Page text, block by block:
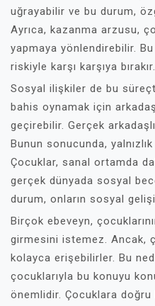
uğrayabilir ve bu durum,
Ayrıca, kazanma arzusu,
yapmaya yönlendirebilir. Bu
riskiyle karşı karşıya bırakır.
Sosyal ilişkiler de bu
bahis oynamak için
geçirebilir. Gerçek
Bunun sonucunda,
Çocuklar, sanal ortamda
gerçek dünyada sosyal
durum, onların sosyal
Birçok ebeveyn,
girmesini istemez. Ancak,
kolayca erişebilirler. Bu
çocuklarıyla bu konuyu
önemlidir. Çocuklara doğru